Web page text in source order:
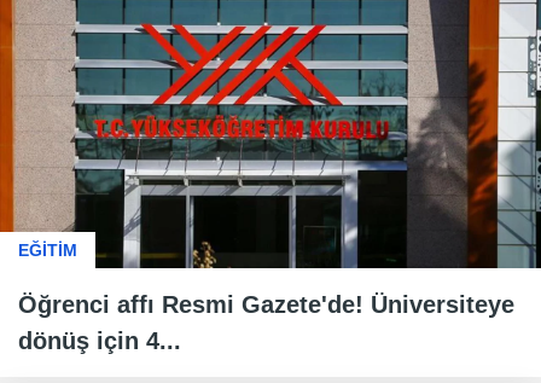
EĞİTİM
Öğrenci affı Resmi Gazete'de! Üniversiteye
dönüş için 4...